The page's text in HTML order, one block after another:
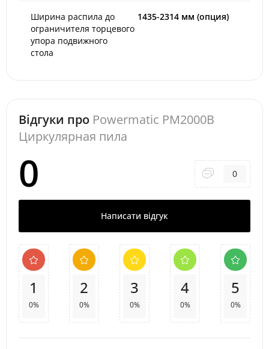
Ширина распила до
ограничителя торцевого
упора подвижного
стола
1435-2314 мм (опция)
Відгуки про Powermatic PM2000B
Циркулярная пила
0 0
Написати відгук
1
0%
2
0%
3
0%
4
0%
5
0%